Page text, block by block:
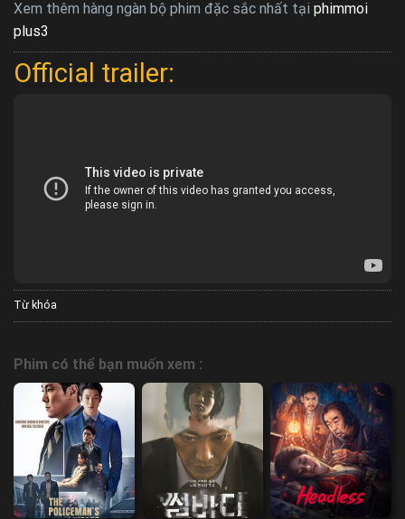
Xem thêm hàng ngàn bộ phim đặc sắc nhất tại phimmoi
plus3
Official trailer:
Từ khóa
Phim có thể bạn muốn xem :